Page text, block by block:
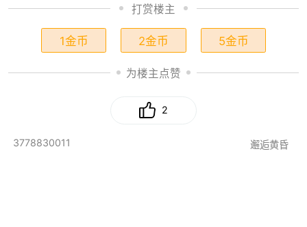
打赏楼主
1金币 2金币 5金币
为楼主点赞
2
3778830011 邂逅黄昏